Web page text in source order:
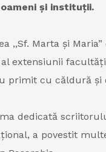
și instituții.
Marta și
extensiunii
primit cu căldură
dedicată
a povestit